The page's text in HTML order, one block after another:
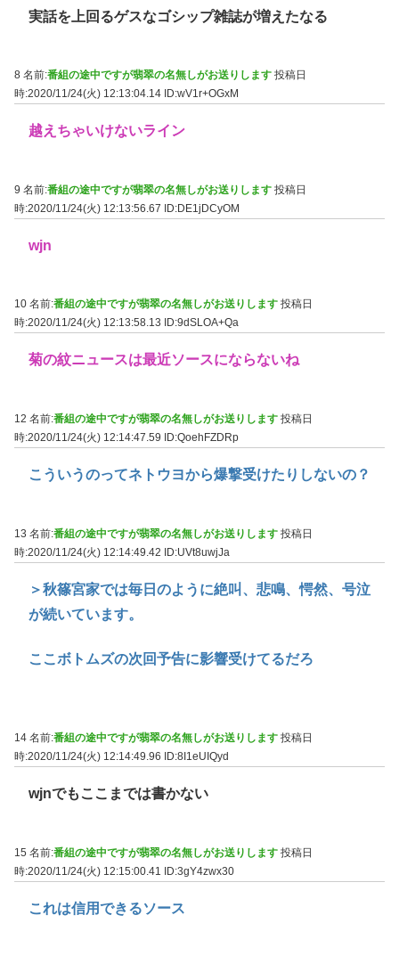
実話を上回るゲスなゴシップ雑誌が増えたなる
8 名前:番組の途中ですが翡翠の名無しがお送りします 投稿日
時:2020/11/24(火) 12:13:04.14 ID:wV1r+OGxM
越えちゃいけないライン
9 名前:番組の途中ですが翡翠の名無しがお送りします 投稿日
時:2020/11/24(火) 12:13:56.67 ID:DE1jDCyOM
wjn
10 名前:番組の途中ですが翡翠の名無しがお送りします 投稿日
時:2020/11/24(火) 12:13:58.13
ID:9dSLOA+Qa
菊の紋ニュースは最近ソースにならないね
12 名前:番組の途中ですが翡翠の名無しがお送りします 投稿日
時:2020/11/24(火) 12:14:47.59
ID:QoehFZDRp
こういうのってネトウヨから爆撃受けたりしないの？
13 名前:番組の途中ですが翡翠の名無しがお送りします 投稿日
時:2020/11/24(火) 12:14:49.42 ID:UVt8uwjJa
＞秋篠宮家では毎日のように絶叫、悲鳴、愕然、号泣
が続いています。
ここボトムズの次回予告に影響受けてるだろ
14 名前:番組の途中ですが翡翠の名無しがお送りします 投稿日
時:2020/11/24(火) 12:14:49.96
ID:8I1eUIQyd
wjnでもここまでは書かない
15 名前:番組の途中ですが翡翠の名無しがお送りします 投稿日
時:2020/11/24(火) 12:15:00.41 ID:3gY4zwx30
これは信用できるソース